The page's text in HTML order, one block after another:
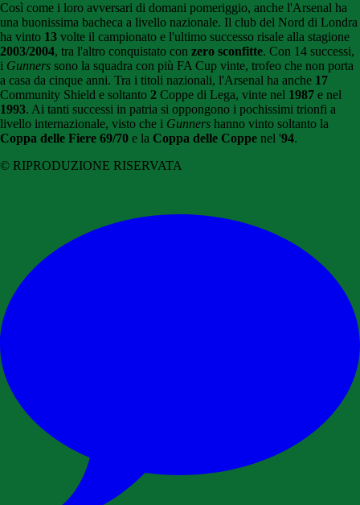
Così come i loro avversari di domani pomeriggio, anche l'Arsenal ha
una buonissima bacheca a livello nazionale. Il club del Nord di Londra
ha vinto 13 volte il campionato e l'ultimo successo risale alla stagione
2003/2004, tra l'altro conquistato con zero sconfitte. Con 14 successi,
i Gunners sono la squadra con più FA Cup vinte, trofeo che non porta
a casa da cinque anni. Tra i titoli nazionali, l'Arsenal ha anche 17
Community Shield e soltanto 2 Coppe di Lega, vinte nel 1987 e nel
1993. Ai tanti successi in patria si oppongono i pochissimi trionfi a
livello internazionale, visto che i Gunners hanno vinto soltanto la
Coppa delle Fiere 69/70 e la Coppa delle Coppe nel '94.
© RIPRODUZIONE RISERVATA